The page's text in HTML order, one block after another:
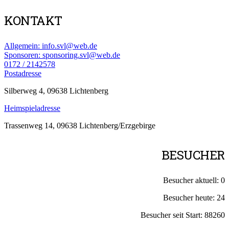
KONTAKT
Allgemein: info.svl@web.de
Sponsoren: sponsoring.svl@web.de
0172 / 2142578
Postadresse
Silberweg 4, 09638 Lichtenberg
Heimspieladresse
Trassenweg 14, 09638 Lichtenberg/Erzgebirge
BESUCHER
Besucher aktuell: 0
Besucher heute: 24
Besucher seit Start: 88260